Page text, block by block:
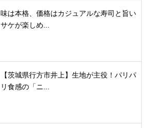
味は本格、価格はカジュアルな寿司と旨い
サケが楽しめ...
【茨城県行方市井上】生地が主役！パリパ
リ食感の「ニ...